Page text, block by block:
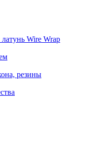
Wire Wrap
резины